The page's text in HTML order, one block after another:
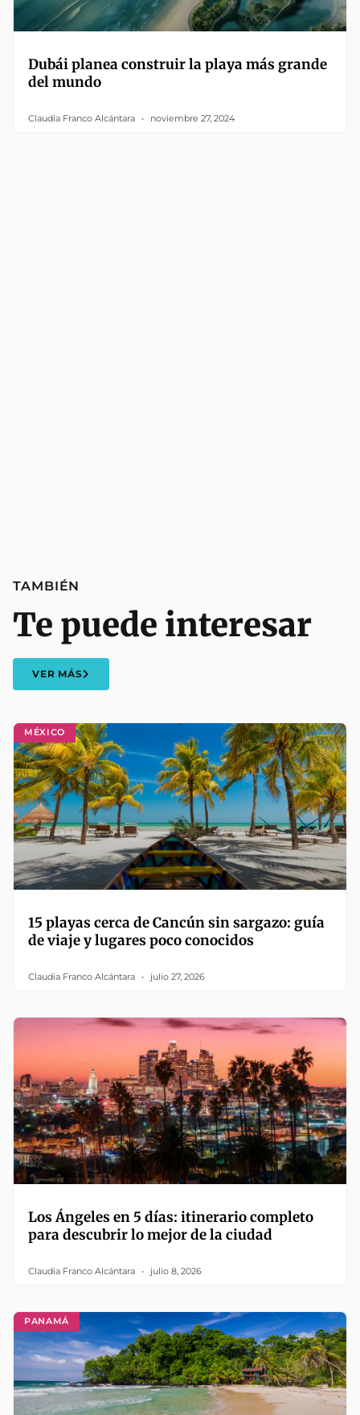
Dubái planea construir la playa más grande
del mundo
Claudia Franco Alcántara noviembre 27, 2024
MÉXICO
15 playas cerca de Cancún sin sargazo: guía
de viaje y lugares poco conocidos
Claudia Franco Alcántara julio 27, 2026
Los Ángeles en 5 días: itinerario completo
para descubrir lo mejor de la ciudad
Claudia Franco Alcántara julio 8, 2026
PANAMÁ
TAMBIÉN
Te puede interesar
VER MÁS